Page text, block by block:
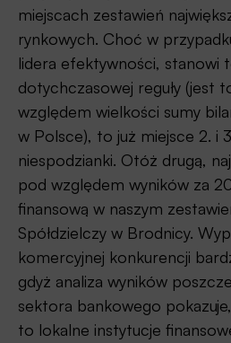
miejscach zestawień
rynkowych. Choć w
lidera efektywności, stanowi
dotychczasowej reguły (jest
względem wielkości sumy
w Polsce), to już miejsce 2. i
niespodzianki. Otóż drugą,
pod względem wyników za
finansową w naszym
Spółdzielczy w Brodnicy.
komercyjnej konkurencji
gdyż analiza wyników
sektora bankowego
to lokalne instytucje